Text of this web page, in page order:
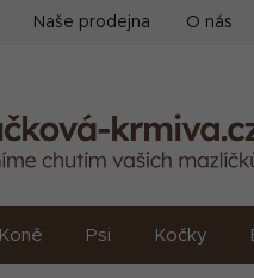
Naše prodejna O nás
Koně Psi Kočky